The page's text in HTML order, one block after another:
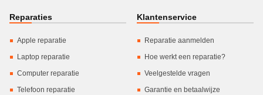
Reparaties
Apple reparatie
Laptop reparatie
Computer reparatie
Telefoon reparatie
Klantenservice
Reparatie aanmelden
Hoe werkt een reparatie?
Veelgestelde vragen
Garantie en betaalwijze